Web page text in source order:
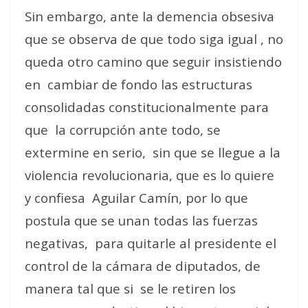
Sin embargo, ante la demencia obsesiva
que se observa de que todo siga igual , no
queda otro camino que seguir insistiendo
en cambiar de fondo las estructuras
consolidadas constitucionalmente para
que la corrupción ante todo, se
extermine en serio, sin que se llegue a la
violencia revolucionaria, que es lo quiere
y confiesa Aguilar Camín, por lo que
postula que se unan todas las fuerzas
negativas, para quitarle al presidente el
control de la cámara de diputados, de
manera tal que si se le retiren los